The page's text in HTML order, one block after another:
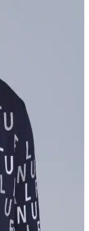
bir arada sunar. Su
karşı koruma
Konfor
sunar, kolay
Bir
ve şık tasarımlarla
model ve kaliteyle
ve